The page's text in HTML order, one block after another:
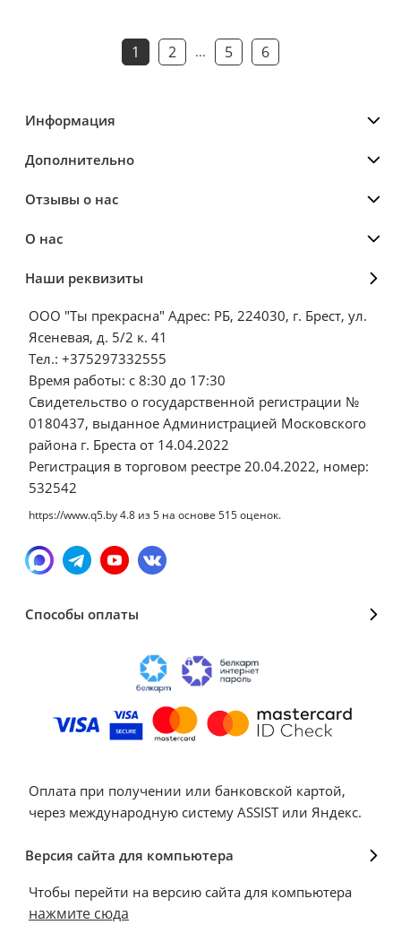
1 2 ... 5 6
Информация
Дополнительно
Отзывы о нас
О нас
Наши реквизиты
ООО "Ты прекрасна" Адрес: РБ, 224030, г. Брест, ул.
Ясеневая, д. 5/2 к. 41
Тел.: +375297332555
Время работы: с 8:30 до 17:30
Свидетельство о государственной регистрации №
0180437, выданное Администрацией Московского
района г. Бреста от 14.04.2022
Регистрация в торговом реестре 20.04.2022, номер:
532542
https://www.q5.by4.8 из5 на основе 515оценок.
Способы оплаты
Оплата при получении или банковской картой,
через международную систему ASSIST или Яндекс.
Версия сайта для компьютера
Чтобы перейти на версию сайта для компьютера
нажмите сюда